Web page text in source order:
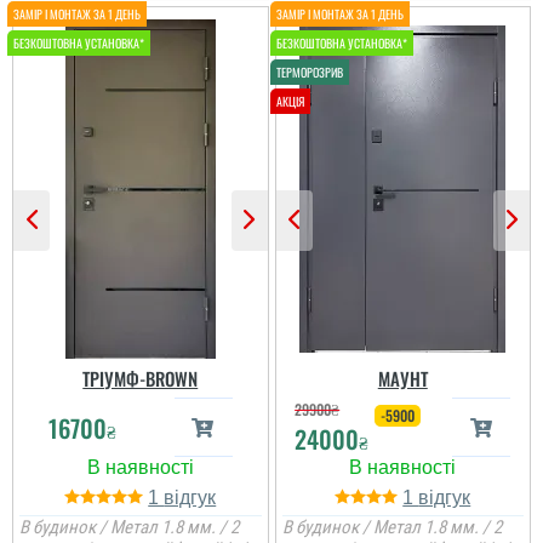
Потрібні були двері
недорогі в
хозприміщення, але щоб
не консервная банка і
гроші доволі тепла та
установщики все ок. ...
ТРІУМФ-BROWN
16700₴
1
В будинок / Метал 1.8 мм. / 2
МАУНТ
29900₴
24000₴
-5900
1
В будинок / Метал 1.8 мм. / 2